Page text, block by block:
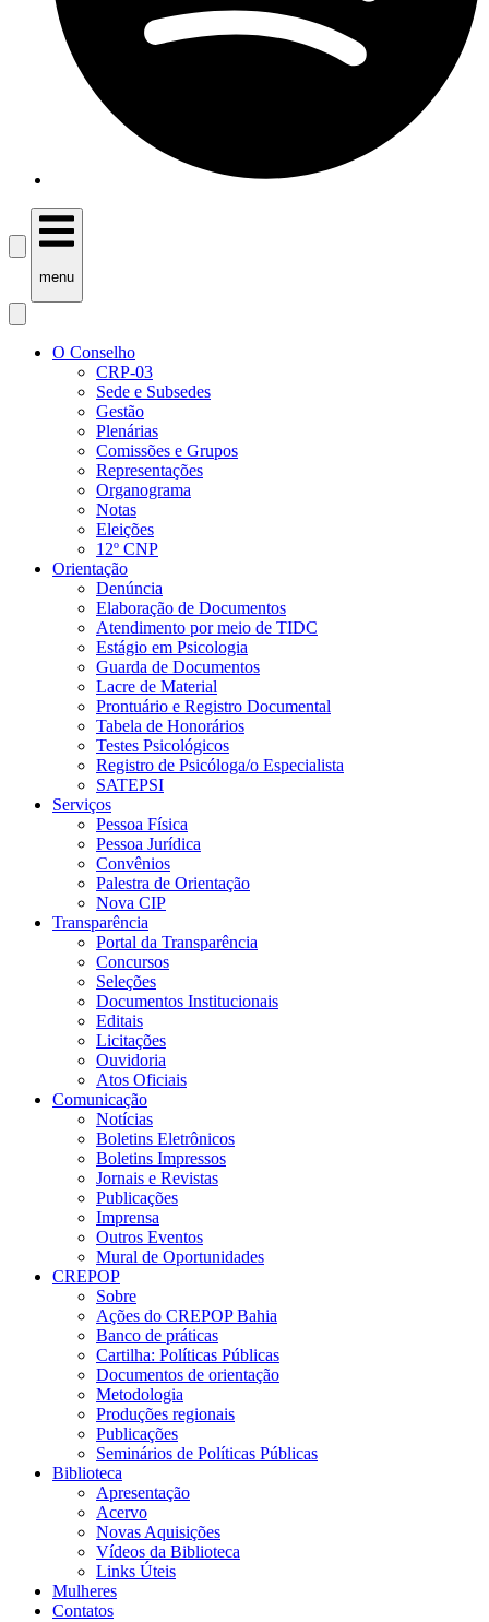
menu
O Conselho
CRP-03
Sede e Subsedes
Gestão
Plenárias
Comissões e Grupos
Representações
Organograma
Notas
Eleições
12º CNP
Orientação
Denúncia
Elaboração de Documentos
Atendimento por meio de TIDC
Estágio em Psicologia
Guarda de Documentos
Lacre de Material
Prontuário e Registro Documental
Tabela de Honorários
Testes Psicológicos
Registro de Psicóloga/o Especialista
SATEPSI
Serviços
Pessoa Física
Pessoa Jurídica
Convênios
Palestra de Orientação
Nova CIP
Transparência
Portal da Transparência
Concursos
Seleções
Documentos Institucionais
Editais
Licitações
Ouvidoria
Atos Oficiais
Comunicação
Notícias
Boletins Eletrônicos
Boletins Impressos
Jornais e Revistas
Publicações
Imprensa
Outros Eventos
Mural de Oportunidades
CREPOP
Sobre
Ações do CREPOP Bahia
Banco de práticas
Cartilha: Políticas Públicas
Documentos de orientação
Metodologia
Produções regionais
Publicações
Seminários de Políticas Públicas
Biblioteca
Apresentação
Acervo
Novas Aquisições
Vídeos da Biblioteca
Links Úteis
Mulheres
Contatos